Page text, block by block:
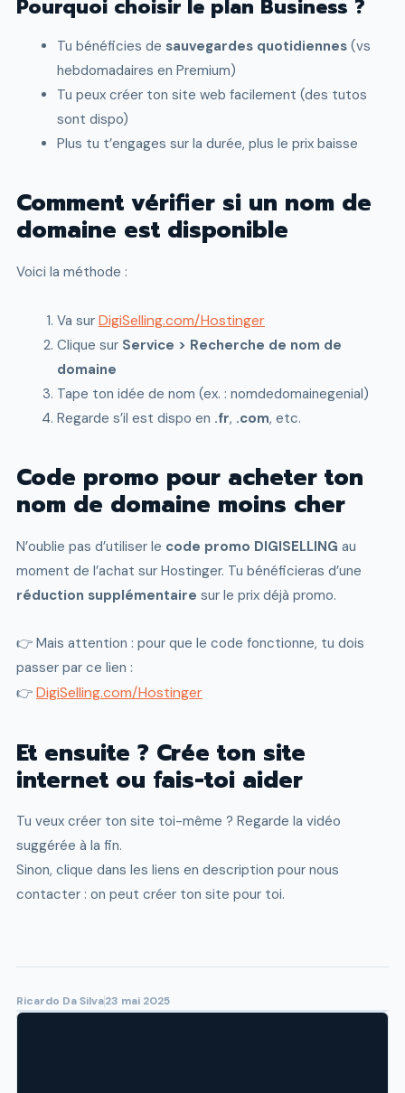
Pourquoi choisir le plan Business ?
Tu bénéficies de sauvegardes quotidiennes (vs
hebdomadaires en Premium)
Tu peux créer ton site web facilement (des tutos
sont dispo)
Plus tu t’engages sur la durée, plus le prix baisse
Comment vérifier si un nom de
domaine est disponible
Voici la méthode :
Va sur DigiSelling.com/Hostinger
Clique sur Service > Recherche de nom de
domaine
Tape ton idée de nom (ex. : nomdedomainegenial)
Regarde s’il est dispo en .fr, .com, etc.
Code promo pour acheter ton
nom de domaine moins cher
N’oublie pas d’utiliser le code promo DIGISELLING au
moment de l’achat sur Hostinger. Tu bénéficieras d’une
réduction supplémentaire sur le prix déjà promo.
👉 Mais attention : pour que le code fonctionne, tu dois
passer par ce lien :
👉 DigiSelling.com/Hostinger
Et ensuite ? Crée ton site
internet ou fais-toi aider
Tu veux créer ton site toi-même ? Regarde la vidéo
suggérée à la fin.
Sinon, clique dans les liens en description pour nous
contacter : on peut créer ton site pour toi.
Ricardo Da Silva23 mai 2025